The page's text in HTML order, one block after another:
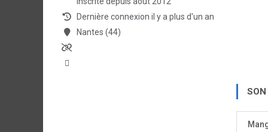
Dernière connexion il y a plus d'un an
Nantes (44)